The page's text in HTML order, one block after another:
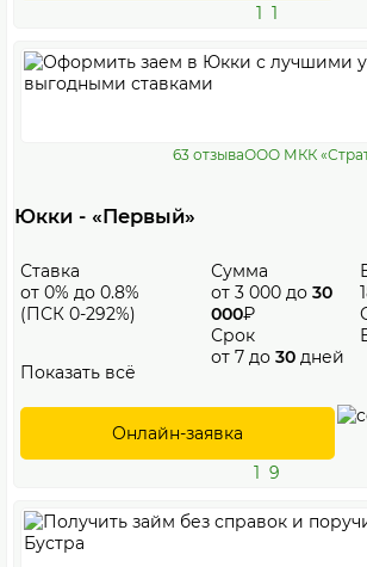
1 1
63 отзываООО МКК
Юкки - «Первый»
Ставка
от 0% до 0.8%
(ПСК 0-292%)
Сумма
от 3 000 до 30
000₽
Срок
от 7 до 30 дней
Показать всё
Онлайн-заявка
1 9